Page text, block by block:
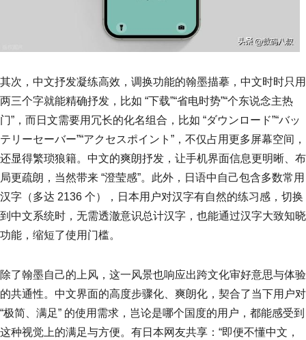
其次，中文抒发凝练高效，调换功能的翰墨描摹，中文时时只用
两三个字就能精确抒发，比如 “下载”“省电时势”“个东说念主热
门”，而日文需要用冗长的化名组合，比如 “ダウンロード”“バッ
テリーセーバー”“アクセスポイント”，不仅占用更多屏幕空间，
还显得繁琐狼籍。中文的爽朗抒发，让手机界面信息更明晰、布
局更疏朗，当然带来 “澄莹感”。此外，日语中自己包含多数常用
汉字（多达 2136 个），日本用户对汉字有自然的练习感，切换
到中文系统时，无需透澈意识总计汉字，也能通过汉字大致知晓
功能，缩短了使用门槛。
除了翰墨自己的上风，这一风景也响应出跨文化审好意思与体验
的共通性。中文界面的高度步骤化、爽朗化，契合了当下用户对
“极简、满足” 的使用需求，岂论是哪个国度的用户，都能感受到
这种视觉上的满足与方便。有日本网友共享：“即便不懂中文，